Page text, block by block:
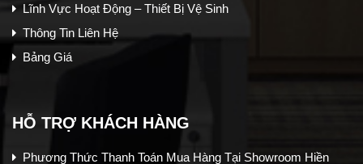
Lĩnh Vực Hoạt Động – Thiết Bị Vệ Sinh
Thông Tin Liên Hệ
Bảng Giá
HỖ TRỢ KHÁCH HÀNG
Phương Thức Thanh Toán Mua Hàng Tại Showroom Hiền